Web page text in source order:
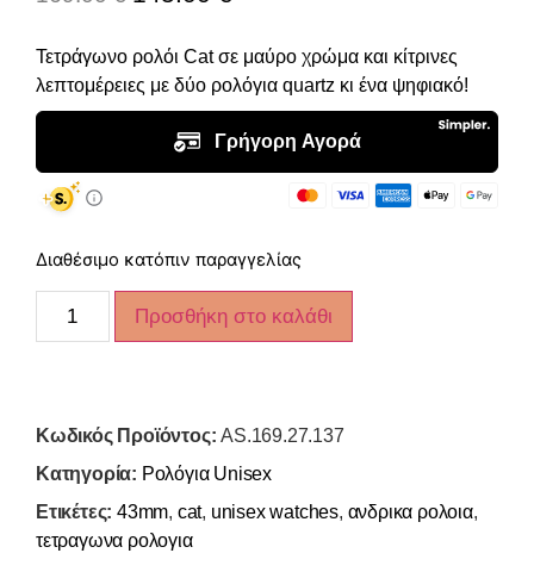
Τετράγωνο ρολόι Cat σε μαύρο χρώμα και κίτρινες
λεπτομέρειες με δύο ρολόγια quartz κι ένα ψηφιακό!
Διαθέσιμο κατόπιν παραγγελίας
Προσθήκη στο καλάθι
Κωδικός Προϊόντος:AS.169.27.137
Κατηγορία: Ρολόγια Unisex
Ετικέτες: 43mm, cat, unisex watches, ανδρικα ρολοια,
τετραγωνα ρολογια